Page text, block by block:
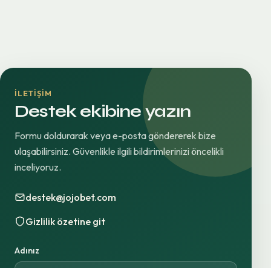
İLETIŞIM
Destek ekibine yazın
Formu doldurarak veya e-posta göndererek bize
ulaşabilirsiniz. Güvenlikle ilgili bildirimlerinizi öncelikli
inceliyoruz.
destek@jojobet.com
Gizlilik özetine git
Adınız